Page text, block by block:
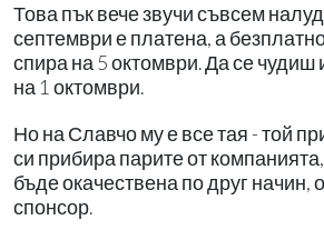
Това пък вече звучи съвсем
септември е платена, а
спира на 5 октомври. Да се
на 1 октомври.
Но на Славчо му е все тая - той
си прибира парите от
бъде окачествена по друг начин,
спонсор.